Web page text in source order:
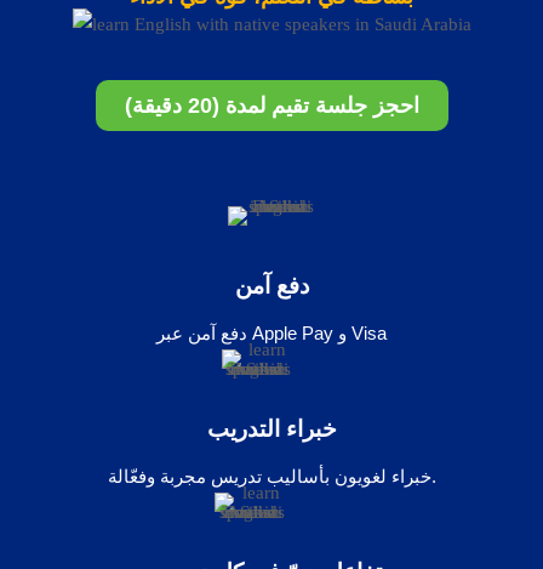
احجز جلسة تقيم لمدة (20 دقيقة)
دفع آمن
دفع آمن عبر Apple Pay و Visa
خبراء التدريب
خبراء لغويون بأساليب تدريس مجربة وفعّالة.